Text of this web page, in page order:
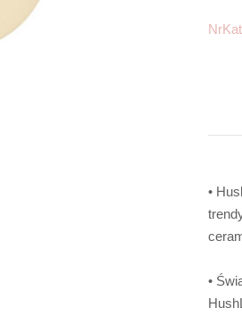
•
•